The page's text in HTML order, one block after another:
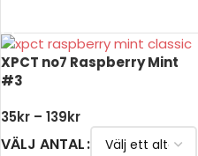
XPCT no7 Raspberry Mint
#3
35kr – 139kr
VÄLJ ANTAL